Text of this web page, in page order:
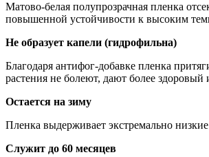
Матово-белая полупрозрачная пленка
повышенной устойчивости к высоким
Не образует капели (гидрофильна)
Благодаря антифог-добавке пленка
растения не болеют, дают более
Остается на зиму
Пленка выдерживает экстремально
Служит до 60 месяцев